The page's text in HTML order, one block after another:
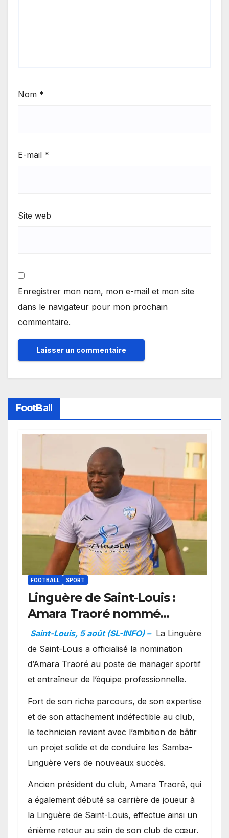
Nom *
E-mail *
Site web
Enregistrer mon nom, mon e-mail et mon site
dans le navigateur pour mon prochain
commentaire.
FootBall
FOOTBALL SPORT
Linguère de Saint-Louis :
Amara Traoré nommé
manager sportif et
entraîneur de l’équipe
Saint-Louis, 5 août (SL-INFO) – La Linguère
de Saint-Louis a officialisé la nomination
d’Amara Traoré au poste de manager sportif
et entraîneur de l’équipe professionnelle.
Fort de son riche parcours, de son expertise
et de son attachement indéfectible au club,
le technicien revient avec l’ambition de bâtir
un projet solide et de conduire les Samba-
Linguère vers de nouveaux succès.
Ancien président du club, Amara Traoré, qui
a également débuté sa carrière de joueur à
la Linguère de Saint-Louis, effectue ainsi un
énième retour au sein de son club de cœur.